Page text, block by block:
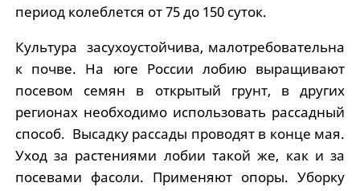
период колеблется от 75 до 150 суток.
Культура засухоустойчива, малотребовательна
к почве. На юге России лобию выращивают
посевом семян в открытый грунт, в других
регионах необходимо использовать рассадный
способ. Высадку рассады проводят в конце мая.
Уход за растениями лобии такой же, как и за
посевами фасоли. Применяют опоры. Уборку